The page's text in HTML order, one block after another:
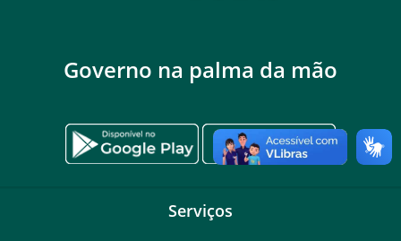
Governo na palma da mão
Serviços